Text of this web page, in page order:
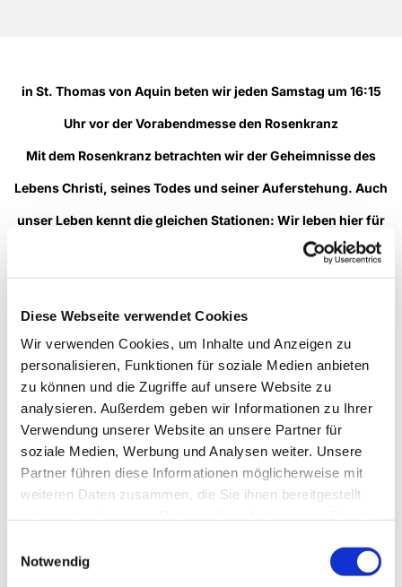
Diese Webseite verwendet Cookies
Wir verwenden Cookies, um Inhalte und Anzeigen zu
personalisieren, Funktionen für soziale Medien anbieten
zu können und die Zugriffe auf unsere Website zu
analysieren. Außerdem geben wir Informationen zu Ihrer
Verwendung unserer Website an unsere Partner für
soziale Medien, Werbung und Analysen weiter. Unsere
Partner führen diese Informationen möglicherweise mit
weiteren Daten zusammen, die Sie ihnen bereitgestellt
Notwendig
in St. Thomas von Aquin beten wir jeden Samstag um 16:15
Uhr vor der Vorabendmesse den Rosenkranz
Mit dem Rosenkranz betrachten wir der Geheimnisse des
Lebens Christi, seines Todes und seiner Auferstehung. Auch
unser Leben kennt die gleichen Stationen: Wir leben hier für
eine gewisse Zeit, haben auch unsere Leiden, Sorgen, und
Bestimmung ist...
--> mehr